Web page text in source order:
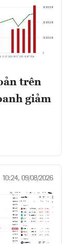
trên
giảm
10:24, 09/08/2026